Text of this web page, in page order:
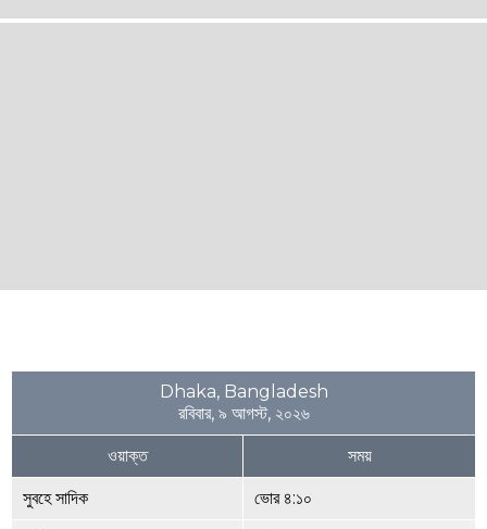
Dhaka, Bangladesh
রবিবার, ৯ আগস্ট, ২০২৬
ওয়াক্ত সময়
সুবহে সাদিক ভোর ৪:১০